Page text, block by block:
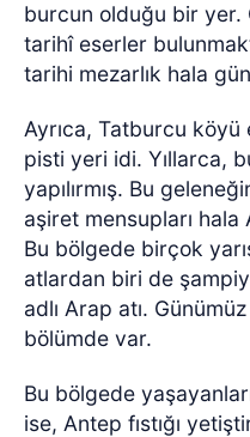
burcun olduğu bir yer.
tarihî eserler
tarihi mezarlık hala
Ayrıca, Tatburcu köyü
pisti yeri idi. Yıllarca,
yapılırmış. Bu
aşiret mensupları
Bu bölgede birçok
atlardan biri de
adlı Arap atı.
bölümde var.
Bu bölgede
ise, Antep fıstığı